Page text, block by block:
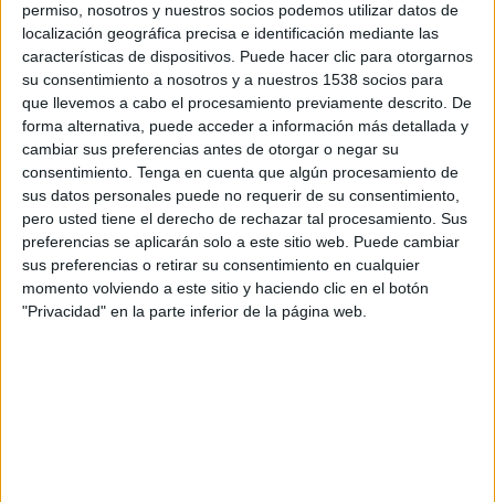
permiso, nosotros y nuestros socios podemos utilizar datos de
localización geográfica precisa e identificación mediante las
características de dispositivos. Puede hacer clic para otorgarnos
su consentimiento a nosotros y a nuestros 1538 socios para
que llevemos a cabo el procesamiento previamente descrito. De
forma alternativa, puede acceder a información más detallada y
cambiar sus preferencias antes de otorgar o negar su
consentimiento. Tenga en cuenta que algún procesamiento de
sus datos personales puede no requerir de su consentimiento,
pero usted tiene el derecho de rechazar tal procesamiento. Sus
preferencias se aplicarán solo a este sitio web. Puede cambiar
sus preferencias o retirar su consentimiento en cualquier
momento volviendo a este sitio y haciendo clic en el botón
"Privacidad" en la parte inferior de la página web.
El Publicista Nº 524
IMPRIMIR